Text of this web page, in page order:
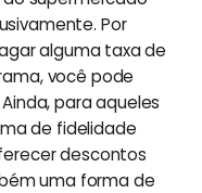
Por
alguma taxa de
você pode
para aqueles
de fidelidade
descontos
uma forma de